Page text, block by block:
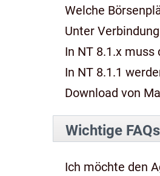
Welche
Unter
In NT 8.1.x
In NT 8.1.1
Download von
Wichtige FAQs
Ich möchte den